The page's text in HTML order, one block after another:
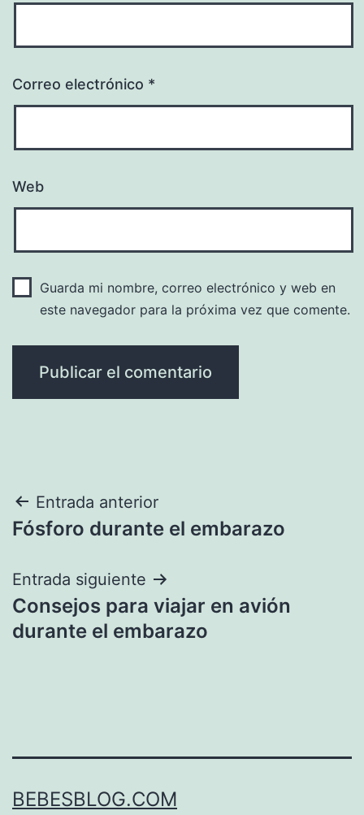
Correo electrónico *
Web
Guarda mi nombre, correo electrónico y web en
este navegador para la próxima vez que comente.
Navegación
de
entradas
Entrada anterior
Fósforo durante el embarazo
Entrada siguiente
Consejos para viajar en avión
durante el embarazo
BEBESBLOG.COM